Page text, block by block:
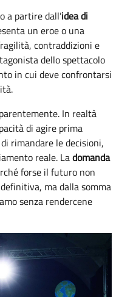
a partire dall’idea di
un eroe o una
contraddizioni e
dello spettacolo
in cui deve confrontarsi
In realtà
di agire prima
rimandare le decisioni,
reale. Ladomanda
forse il futuro non
ma dalla somma
senza rendercene